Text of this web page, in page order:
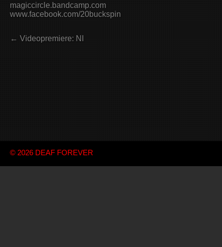
magiccircle.bandcamp.com
www.facebook.com/20buckspin
← Videopremiere: NI
© 2026 DEAF FOREVER